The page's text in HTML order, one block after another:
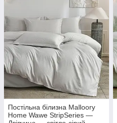
Постільна білизна Malloory
Home Wawe StripSeries —